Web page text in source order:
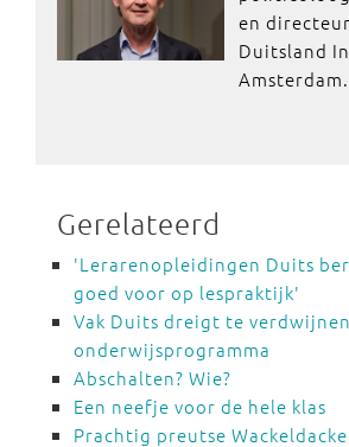
en
Duitsland
Amsterdam.
Gerelateerd
'Lerarenopleidingen Duits
goed voor op lespraktijk'
Vak Duits dreigt te
onderwijsprogramma
Abschalten? Wie?
Een neefje voor de hele klas
Prachtig preutse